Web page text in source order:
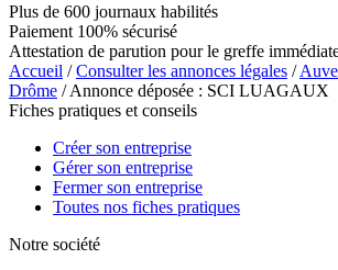
Plus de 600 journaux habilités
Paiement 100% sécurisé
Attestation de parution pour le greffe
Accueil /Consulter les annonces légales /
Drôme / Annonce déposée : SCI LUAGAUX
Fiches pratiques et conseils
Créer son entreprise
Gérer son entreprise
Fermer son entreprise
Toutes nos fiches pratiques
Notre société